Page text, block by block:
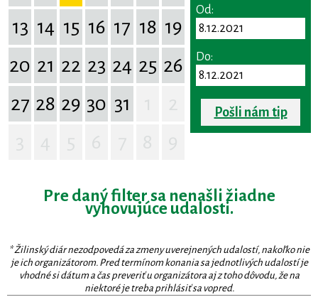
13 14 15 16 17 18 19
20 21 22 23 24 25 26
27 28 29 30 31
Od:
Do:
Pošli nám tip
Pre daný filter sa nenašli žiadne
vyhovujúce udalosti.
* Žilinský diár nezodpovedá za zmeny uverejnených udalostí, nakoľko nie
je ich organizátorom. Pred termínom konania sa jednotlivých udalostí je
vhodné si dátum a čas preveriť u organizátora aj z toho dôvodu, že na
niektoré je treba prihlásiť sa vopred.